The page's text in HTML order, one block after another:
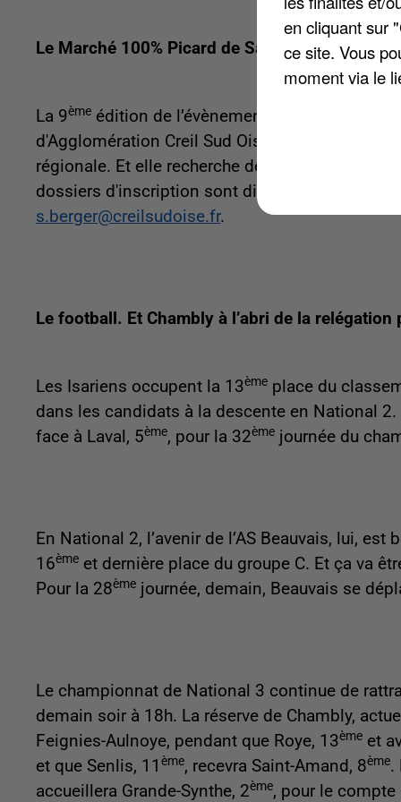
Le Marché 100% Picard de Saint-Maximin
La 9ème édition de l’évènement aura lieu le 3
d'Agglomération Creil Sud Oise souhaite
régionale. Et elle recherche des producteurs et
dossiers d'inscription sont disponibles au
s.berger@creilsudoise.fr.
Le football. Et Chambly à l’abri de la
Les Isariens occupent la 13ème place du
dans les candidats à la descente en National
face à Laval, 5ème, pour la 32ème journée du
En National 2, l’avenir de l’AS Beauvais, lui,
16ème et dernière place du groupe C. Et ça va
Pour la 28ème journée, demain, Beauvais se
Le championnat de National 3 continue de
demain soir à 18h. La réserve de Chambly,
Feignies-Aulnoye, pendant que Roye, 13ème et
et que Senlis, 11 ème, recevra Saint-Amand, 8ème.
accueillera Grande-Synthe, 2ème, pour le compte
en cliquant sur
ce site. Vous
moment via le